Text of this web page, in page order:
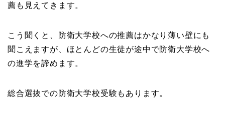
薦も見えてきます。
こう聞くと、防衛大学校への推薦はかなり薄い壁にも
聞こえますが、ほとんどの生徒が途中で防衛大学校へ
の進学を諦めます。
総合選抜での防衛大学校受験もあります。